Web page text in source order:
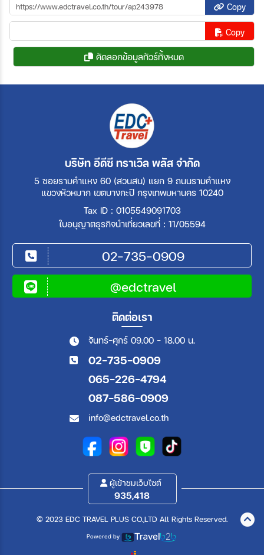
Copy
Copy
คัดลอกข้อมูลทัวร์ทั้งหมด
บริษัท อีดีซี ทราเวิล พลัส จำกัด
5 ซอยรามคำแหง 60 (สวนสน) แยก 9 ถนนรามคำแหง
แขวงหัวหมาก เขตบางกะปิ กรุงเทพมหานคร 10240
Tax ID : 0105549091703
ใบอนุญาตธุรกิจนำเที่ยวเลขที่ : 11/05594
02-735-0909
@edctravel
ติดต่อเรา
จันทร์-ศุกร์ 09.00 - 18.00 น.
02-735-0909
065-226-4794
087-586-0909
info@edctravel.co.th
ผู้เข้าชมเว็บไซต์
935,418
© 2023 EDC TRAVEL PLUS CO.,LTD All Rights Reserved.
Powered by